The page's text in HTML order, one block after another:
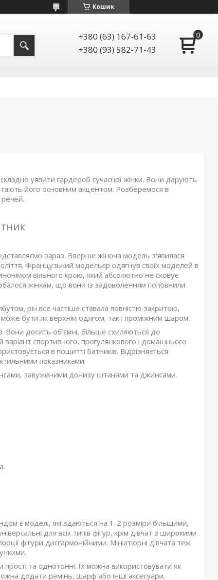
Кошик
+380 (63) 167-61-63
+380 (93) 582-71-43
уявити гардероб сучасної жінки. Вони дарують
його основним акцентом. Розберемося в
зараз. Вперше жіноча модель з'явилася
Французький модельєр одягнув своїх моделей в
вільного крою, який абсолютно не сковує
жінкам, що вони із задоволенням поповнили
річ все частіше ставала повністю закритою,
бути як верхнім одягом, так і проміжним шаром.
Вони досить об'ємні, більше схиляються до
спортивного, прогулянкового і домашнього
в пошитті батників. Відрізняється
показниками.
завуженими донизу штанами та джинсами.
є моделі, які здаються на 1-2 розміри більшими,
для всіх типів фігур, крім дівчат з широкими
фігури дисгармонійними. Мініатюрні дівчата теж
та однотонні. Їх можна використовувати як
додати ремінь, шарф або інші аксесуари.